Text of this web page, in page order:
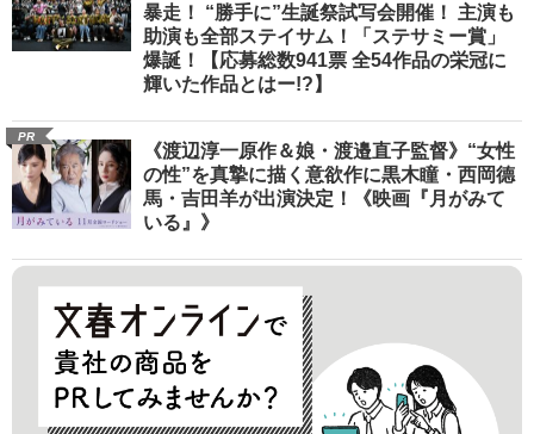
暴走！ “勝手に”生誕祭試写会開催！ 主演も
助演も全部ステイサム！「ステサミー賞」
爆誕！【応募総数941票 全54作品の栄冠に
輝いた作品とはー!?】
PR
《渡辺淳一原作＆娘・渡邉直子監督》“女性
の性”を真摯に描く意欲作に黒木瞳・西岡德
馬・吉田羊が出演決定！《映画『月がみて
いる』》